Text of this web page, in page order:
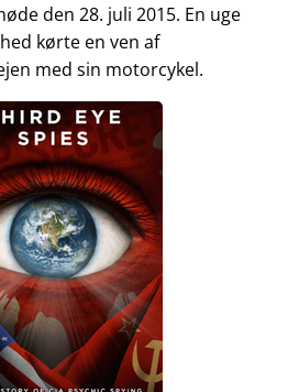
den 28. juli 2015. En uge
kørte en ven af
med sin motorcykel.